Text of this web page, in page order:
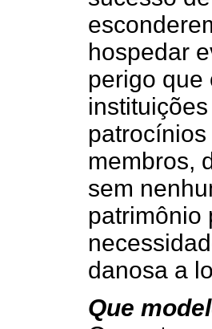
hospedar
perigo que
membros,
sem
patrimônio
danosa a
Que